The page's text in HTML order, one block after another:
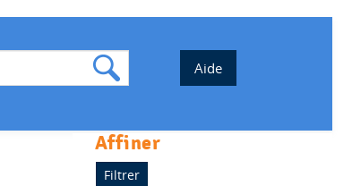
affiner